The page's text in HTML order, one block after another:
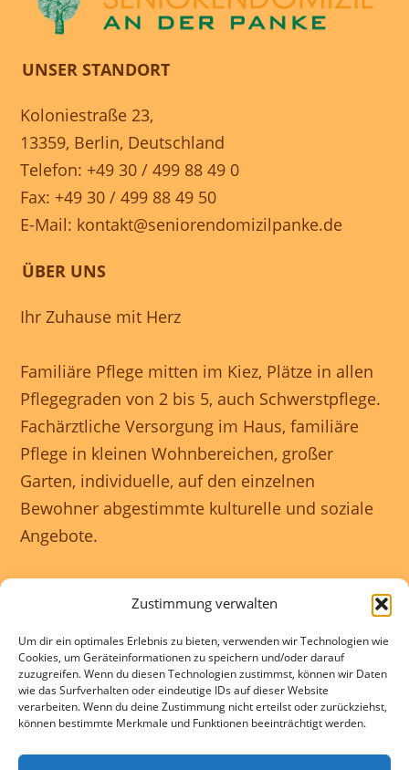
Zustimmung verwalten
Um dir ein optimales Erlebnis zu bieten, verwenden wir Technologien wie
Cookies, um Geräteinformationen zu speichern und/oder darauf
zuzugreifen. Wenn du diesen Technologien zustimmst, können wir Daten
wie das Surfverhalten oder eindeutige IDs auf dieser Website
verarbeiten. Wenn du deine Zustimmung nicht erteilst oder zurückziehst,
können bestimmte Merkmale und Funktionen beeinträchtigt werden.
UNSER STANDORT
Koloniestraße 23,
13359, Berlin, Deutschland
Telefon: +49 30 / 499 88 49 0
Fax: +49 30 / 499 88 49 50
E-Mail: kontakt@seniorendomizilpanke.de
ÜBER UNS
Ihr Zuhause mit Herz
Familiäre Pflege mitten im Kiez, Plätze in allen
Pflegegraden von 2 bis 5, auch Schwerstpflege.
Fachärztliche Versorgung im Haus, familiäre
Pflege in kleinen Wohnbereichen, großer
Garten, individuelle, auf den einzelnen
Bewohner abgestimmte kulturelle und soziale
Angebote.
gewährleisten eine 24 Stunden rundum
Betreuung.
Kontakte und Beratung individuell und
kostenlos.